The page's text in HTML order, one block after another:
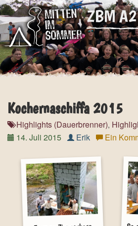
ZBM A2
Kochernaschiffa 2015
Highlights (Dauerbrenner),
14. Juli 2015
Erik Ein